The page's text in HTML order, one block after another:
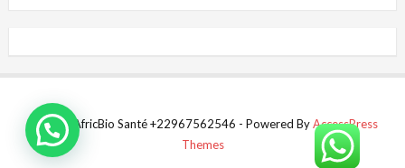
© 2024 AfricBio Santé +22967562546 - Powered ByAccessPress
Themes